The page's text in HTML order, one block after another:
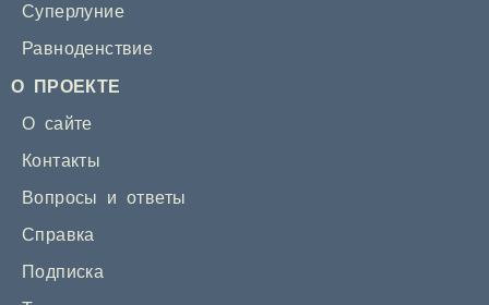
Суперлуние
Равноденствие
О ПРОЕКТЕ
О сайте
Контакты
Вопросы и ответы
Справка
Подписка